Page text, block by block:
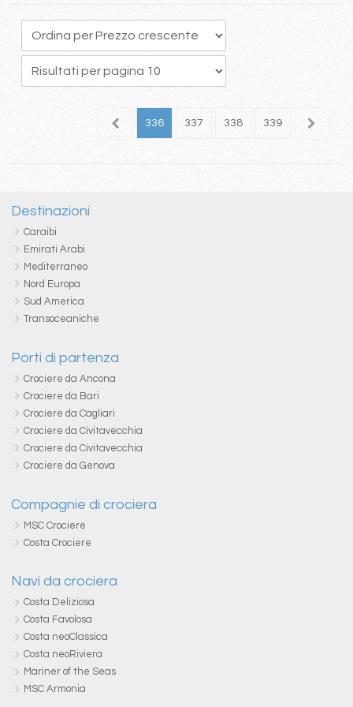
335 336 337 338 339 340
Destinazioni
Caraibi
Emirati Arabi
Mediterraneo
Nord Europa
Sud America
Transoceaniche
Porti di partenza
Crociere da Ancona
Crociere da Bari
Crociere da Cagliari
Crociere da Civitavecchia
Crociere da Civitavecchia
Crociere da Genova
Compagnie di crociera
MSC Crociere
Costa Crociere
Navi da crociera
Costa Deliziosa
Costa Favolosa
Costa neoClassica
Costa neoRiviera
Mariner of the Seas
MSC Armonia